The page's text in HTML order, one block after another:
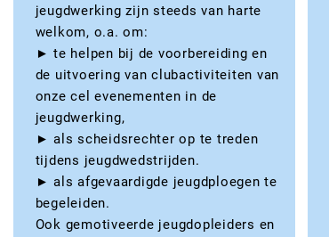
jeugdwerking zijn steeds van harte
welkom, o.a. om:
► te helpen bij de voorbereiding en
de uitvoering van clubactiviteiten van
onze cel evenementen in de
jeugdwerking,
► als scheidsrechter op te treden
tijdens jeugdwedstrijden.
► als afgevaardigde jeugdploegen te
begeleiden.
Ook gemotiveerde jeugdopleiders en